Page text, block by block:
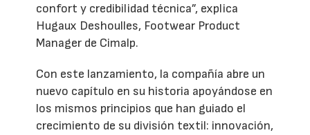
confort y credibilidad técnica”, explica
Hugaux Deshoulles, Footwear Product
Manager de Cimalp.
Con este lanzamiento, la compañía abre un
nuevo capítulo en su historia apoyándose en
los mismos principios que han guiado el
crecimiento de su división textil: innovación,